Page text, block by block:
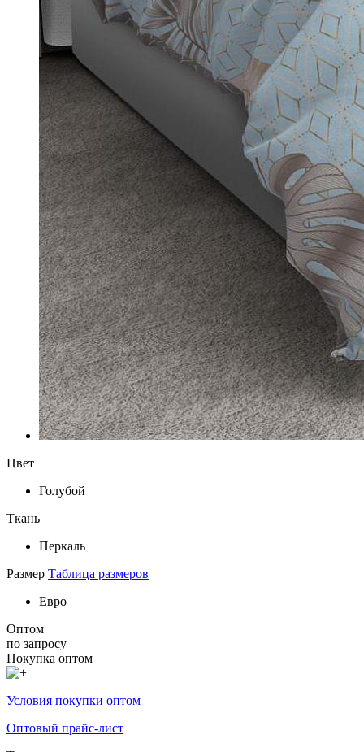
Цвет
Голубой
Ткань
Перкаль
Размер Таблица размеров
Евро
Оптом
по запросу
Покупка оптом
Условия покупки оптом
Оптовый прайс-лист